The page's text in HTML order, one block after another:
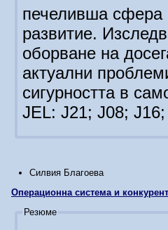
печеливша сфера
развитие.
оборване на
актуални
сигурността в
JEL: J21; J08;
Силвия Благоева
Операционна система и
Резюме